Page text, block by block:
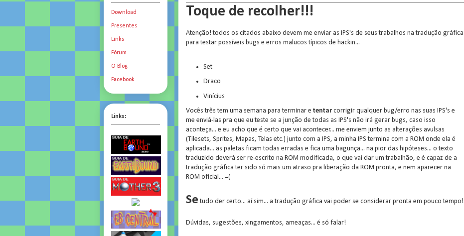
Toque de recolher!!!
Atenção! todos os citados abaixo devem me enviar as IPS's de seus trabalhos na tradução gráfica
para testar possíveis bugs e erros malucos típicos de hackin...
Set
Draco
Vinícius
Vocês três tem uma semana para terminar e tentar corrigir qualquer bug/erro nas suas IPS's e
me enviá-las pra que eu teste se a junção de todas as IPS's não irá gerar bugs, caso isso
aconteça... e eu acho que é certo que vai acontecer... me enviem junto as alterações avulsas
(Tilesets, Sprites, Mapas, Telas etc.) junto com a IPS, a minha IPS termina com a ROM onde ela é
aplicada... as paletas ficam todas erradas e fica uma bagunça... na pior das hipóteses... o texto
traduzido deverá ser re-escrito na ROM modificada, o que vai dar um trabalhão, e é capaz de a
tradução gráfica ter sido só mais um atraso pra liberação da ROM pronta, e nem aparecer na
ROM oficial... =(
Se tudo der certo... aí sim... a tradução gráfica vai poder se considerar pronta em pouco tempo!
Dúvidas, sugestões, xingamentos, ameaças... é só falar!
Download
Presentes
Links
Fórum
O Blog
Facebook
Links: